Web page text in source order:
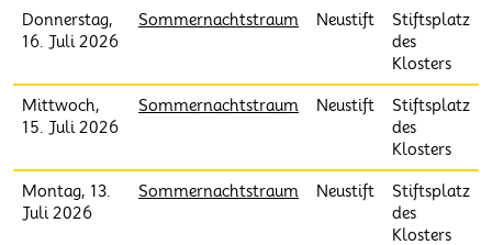
Donnerstag,
16. Juli 2026
Sommernachtstraum Neustift
Stiftsplatz
des
Klosters
Mittwoch,
15. Juli 2026
Sommernachtstraum Neustift
Stiftsplatz
des
Klosters
Montag, 13.
Juli 2026
Sommernachtstraum Neustift
Stiftsplatz
des
Klosters